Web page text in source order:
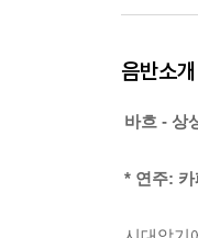
음반소개
바흐 - 상
* 연주: